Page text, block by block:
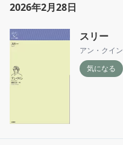
2026年2月28日
スリー
アン・クイン
気になる